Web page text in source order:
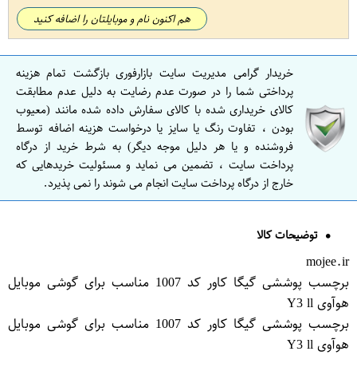
هم اکنون نام و موبایلتان را اضافه کنید
خریدار گرامی مدیریت سایت بازارفوری بازگشت تمام هزینه
پرداختی شما را در صورت عدم رضایت به دلیل عدم مطابقت
کالای خریداری شده با کالای سفارش داده شده مانند (معیوب
بودن ، تفاوت رنگ یا سایز یا درخواست هزینه اضافه توسط
فروشنده و یا هر دلیل موجه دیگر) به شرط خرید از درگاه
پرداخت سایت ، تضمین می نماید و مسئولیت خریدهایی که
خارج از درگاه پرداخت سایت انجام می شوند را نمی پذیرد.
توضیحات کالا
mojee.ir
برچسب پوششی گیگا کاور کد 1007 مناسب برای گوشی موبایل
هوآوی Y3 ll
برچسب پوششی گیگا کاور کد 1007 مناسب برای گوشی موبایل
هوآوی Y3 ll